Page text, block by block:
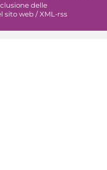
delle
sito web /XML-rss